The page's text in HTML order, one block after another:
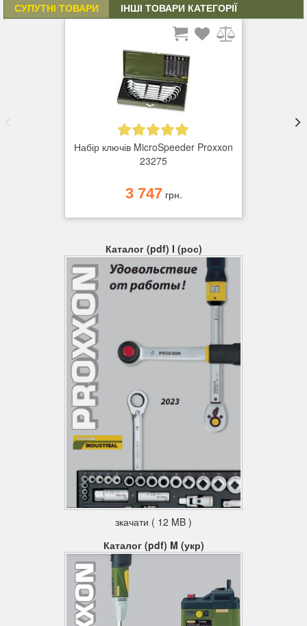
СУПУТНІ ТОВАРИ ІНШІ ТОВАРИ КАТЕГОРІЇ
Набір ключів MicroSpeeder Proxxon
23275
3 747грн.
Каталог (pdf) I (рос)
зкачати ( 12 MB )
Каталог (pdf) M (укр)